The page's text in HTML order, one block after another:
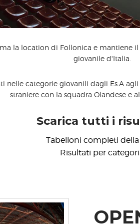
la location di Follonica e mantiene
giovanile d'Italia.
nelle categorie giovanili dagli Es.A
straniere con la squadra Olandese e
Scarica tutti i
Tabelloni completi della
Risultati per